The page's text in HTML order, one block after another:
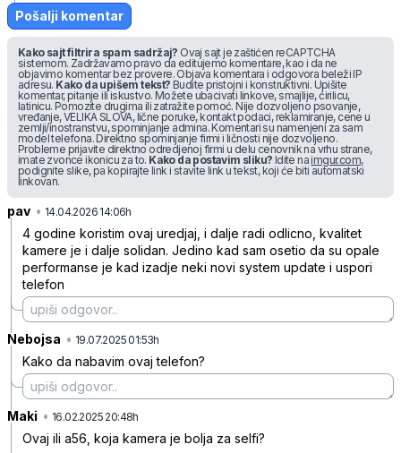
Pošalji komentar
Kako sajt filtrira spam sadržaj? Ovaj sajt je zaštićen reCAPTCHA
sistemom. Zadržavamo pravo da editujemo komentare, kao i da ne
objavimo komentar bez provere. Objava komentara i odgovora beleži IP
adresu. Kako da upišem tekst? Budite pristojni i konstruktivni. Upišite
komentar, pitanje ili iskustvo. Možete ubacivati linkove, smajlije, ćirilicu,
latinicu. Pomozite drugima ili zatražite pomoć. Nije dozvoljeno psovanje,
vređanje, VELIKA SLOVA, lične poruke, kontakt podaci, reklamiranje, cene u
zemlji/inostranstvu, spominjanje admina. Komentari su namenjeni za sam
model telefona. Direktno spominjanje firmi i ličnosti nije dozvoljeno.
Probleme prijavite direktno odredjenoj firmi u delu cenovnik na vrhu strane,
imate zvonce ikonicu za to. Kako da postavim sliku? Idite na imgur.com,
podignite slike, pa kopirajte link i stavite link u tekst, koji će biti automatski
linkovan.
pav • 14.04.2026 14:06h
4 godine koristim ovaj uredjaj, i dalje radi odlicno, kvalitet
kamere je i dalje solidan. Jedino kad sam osetio da su opale
performanse je kad izadje neki novi system update i uspori
telefon
Nebojsa • 19.07.2025 01:53h
Kako da nabavim ovaj telefon?
Maki • 16.02.2025 20:48h
Ovaj ili a56, koja kamera je bolja za selfi?